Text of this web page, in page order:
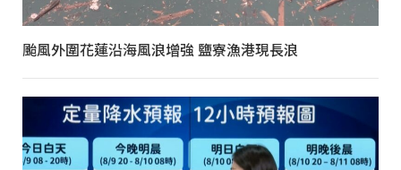
颱風外圍花蓮沿海風浪增強 鹽寮漁港現長浪